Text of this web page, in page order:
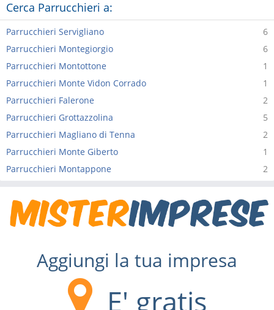
Cerca Parrucchieri a:
6
Parrucchieri Servigliano
6
Parrucchieri Montegiorgio
1
Parrucchieri Montottone
1
Parrucchieri Monte Vidon Corrado
2
Parrucchieri Falerone
5
Parrucchieri Grottazzolina
2
Parrucchieri Magliano di Tenna
1
Parrucchieri Monte Giberto
2
Parrucchieri Montappone
Aggiungi la tua impresa
E' gratis